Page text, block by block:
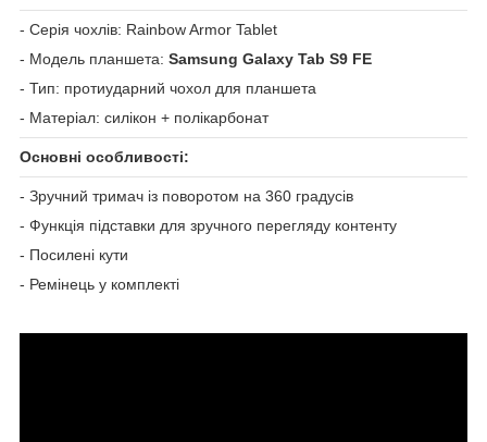
- Серія чохлів: Rainbow Armor Tablet
- Модель планшета: Samsung Galaxy Tab S9 FE
- Тип: протиударний чохол для планшета
- Матеріал: силікон + полікарбонат
Основні особливості:
- Зручний тримач із поворотом на 360 градусів
- Функція підставки для зручного перегляду контенту
- Посилені кути
- Ремінець у комплекті